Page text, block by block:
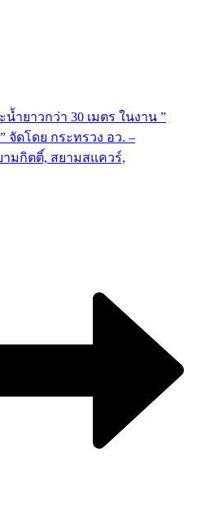
น้ำยาวกว่า 30 เมตร ในงาน ”
จัดโดย กระทรวง อว. –
ามกิตติ์, สยามสแควร์,